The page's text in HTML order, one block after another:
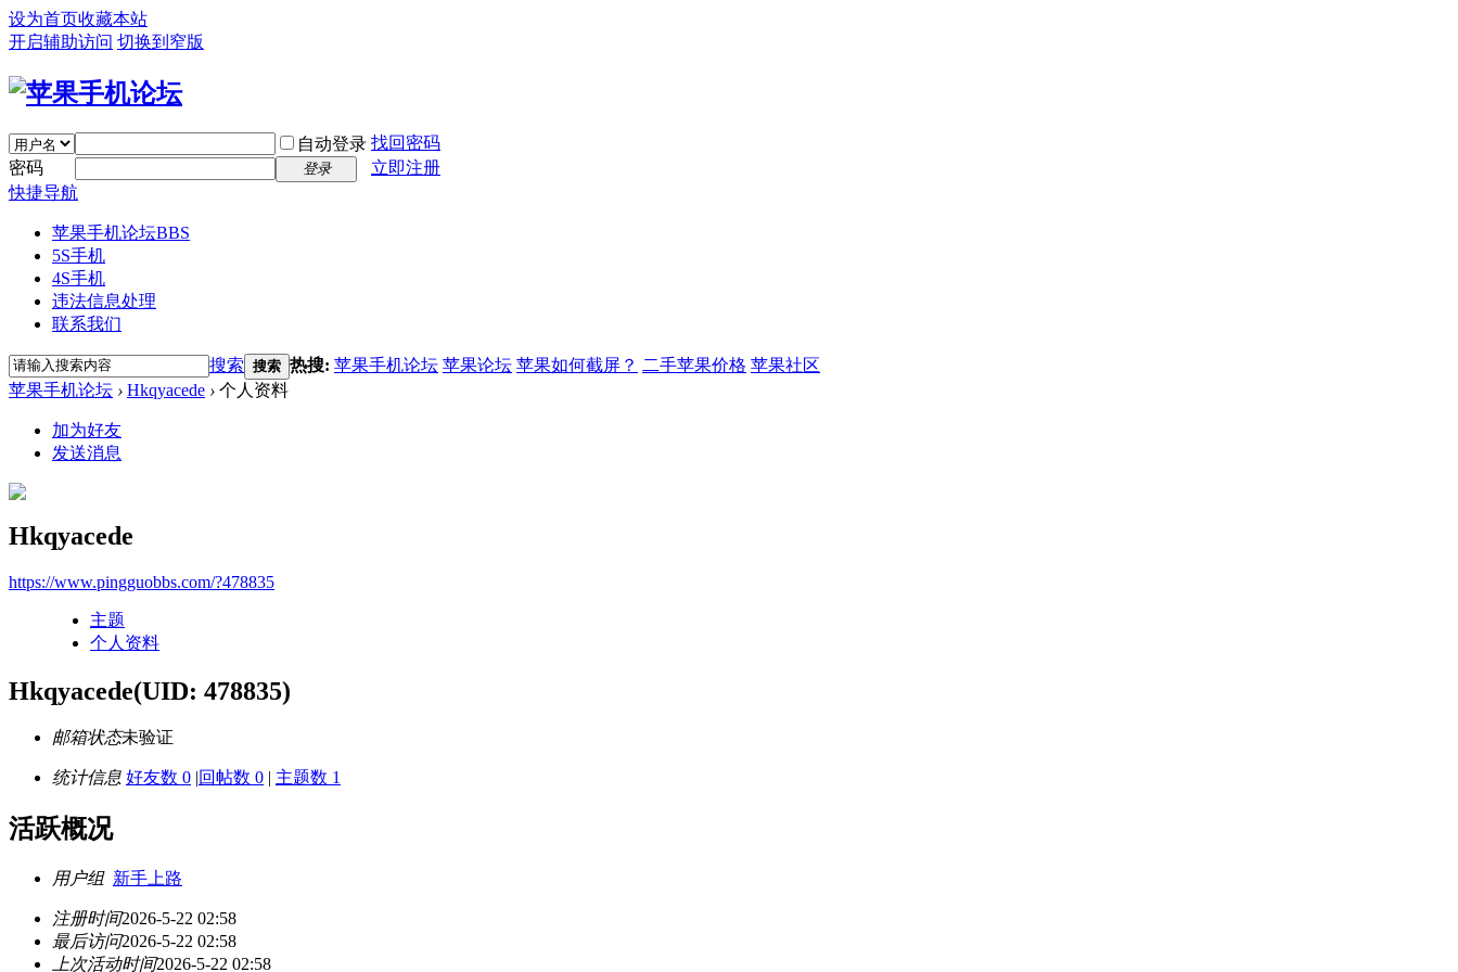
设为首页收藏本站
开启辅助访问 切换到窄版
自动登录 找回密码
密码
登录
立即注册
快捷导航
苹果手机论坛BBS
5S手机
4S手机
违法信息处理
联系我们
搜索 搜索 热搜: 苹果手机论坛 苹果论坛 苹果如何截屏？ 二手苹果价格 苹果社区
苹果手机论坛 › Hkqyacede › 个人资料
加为好友
发送消息
Hkqyacede
https://www.pingguobbs.com/?478835
主题
个人资料
Hkqyacede(UID: 478835)
邮箱状态未验证
统计信息 好友数 0 |回帖数 0 | 主题数 1
活跃概况
用户组 新手上路
注册时间2026-5-22 02:58
最后访问2026-5-22 02:58
上次活动时间2026-5-22 02:58